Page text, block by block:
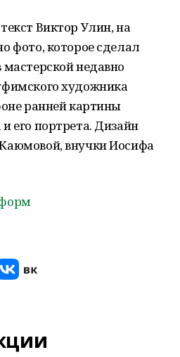
Виктор Улин, на
фото, которое сделал
недавно
художника
ранней картины
его портрета. Дизайн
внучки Иосифа